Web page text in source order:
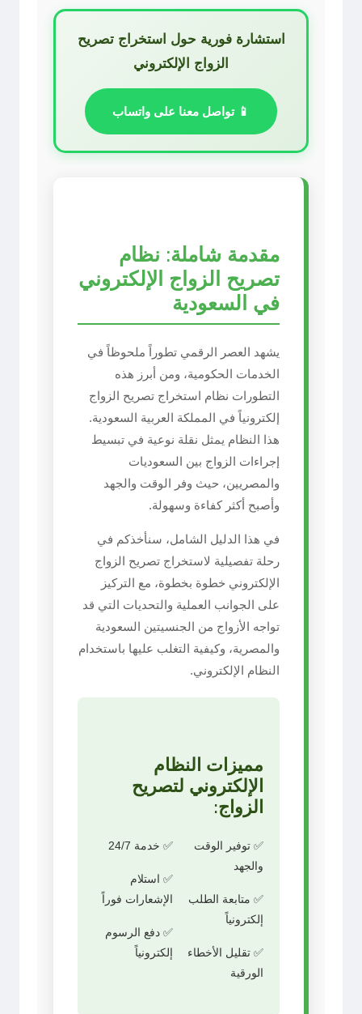
استشارة فورية حول استخراج تصريح
الزواج الإلكتروني
📱 تواصل معنا على واتساب
مقدمة شاملة: نظام
تصريح الزواج الإلكتروني
في السعودية
يشهد العصر الرقمي تطوراً ملحوظاً في
الخدمات الحكومية، ومن أبرز هذه
التطورات نظام استخراج تصريح الزواج
إلكترونياً في المملكة العربية السعودية.
هذا النظام يمثل نقلة نوعية في تبسيط
إجراءات الزواج بين السعوديات
والمصريين، حيث وفر الوقت والجهد
وأصبح أكثر كفاءة وسهولة.
في هذا الدليل الشامل، سنأخذكم في
رحلة تفصيلية لاستخراج تصريح الزواج
الإلكتروني خطوة بخطوة، مع التركيز
على الجوانب العملية والتحديات التي قد
تواجه الأزواج من الجنسيتين السعودية
والمصرية، وكيفية التغلب عليها باستخدام
النظام الإلكتروني.
مميزات النظام
الإلكتروني لتصريح
الزواج:
✅ توفير الوقت
والجهد
✅ متابعة الطلب
إلكترونياً
✅ تقليل الأخطاء
الورقية
✅ خدمة 24/7
✅ استلام
الإشعارات فوراً
✅ دفع الرسوم
إلكترونياً